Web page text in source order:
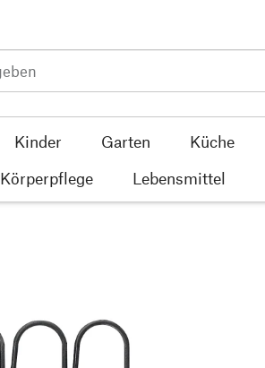
Kinder Garten Küche
Körperpflege Lebensmittel